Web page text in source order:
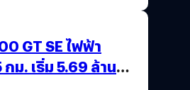
GT SE ไฟฟ้า
ม. เริ่ม 5.69 ล้าน